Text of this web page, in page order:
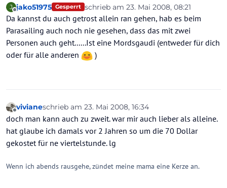
J
Offline
jako51975 Gesperrt schrieb am 23. Mai 2008, 08:21
zuletzt editiert von
Da kannst du auch getrost allein ran gehen, hab es beim
Parasailing auch noch nie gesehen, dass das mit zwei
Personen auch geht......Ist eine Mordsgaudi (entweder für dich
oder für alle anderen
)
Offline
vivianeschrieb am 23. Mai 2008, 16:34
zuletzt editiert von
doch man kann auch zu zweit. war mir auch lieber als alleine.
hat glaube ich damals vor 2 Jahren so um die 70 Dollar
gekostet für ne viertelstunde. lg
Wenn ich abends rausgehe, zündet meine mama eine Kerze an.